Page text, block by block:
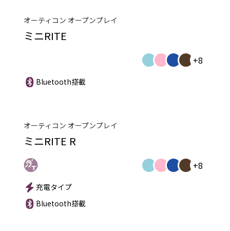
オーティコン オープンプレイ
ミニRITE
+8
Bluetooth搭載
オーティコン オープンプレイ
ミニRITE R
+8
充電タイプ
Bluetooth搭載